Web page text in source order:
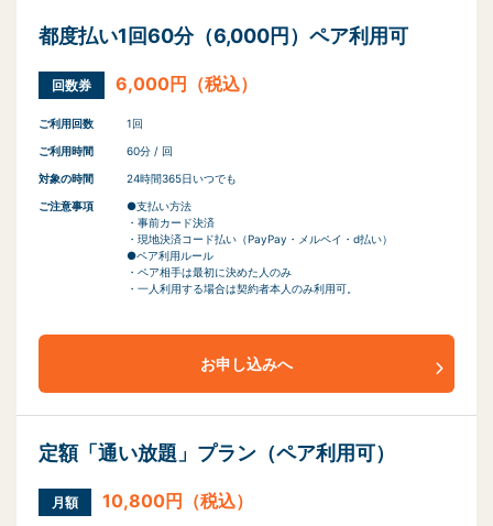
都度払い1回60分（6,000円）ペア利用可
回数券 6,000円（税込）
ご利用回数 1回
ご利用時間 60分 / 回
対象の時間 24時間365日いつでも
ご注意事項
●支払い方法
・事前カード決済
・現地決済コード払い（PayPay・メルペイ・d払い）
●ペア利用ルール
・ペア相手は最初に決めた人のみ
・一人利用する場合は契約者本人のみ利用可。
お申し込みへ
定額「通い放題」プラン（ペア利用可）
月額 10,800円（税込）